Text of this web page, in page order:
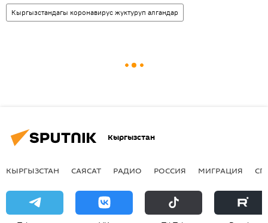
Кыргызстандагы коронавирус жуктуруп алгандар
Кыргызстан
КЫРГЫЗСТАН САЯСАТ РАДИО РОССИЯ МИГРАЦИЯ